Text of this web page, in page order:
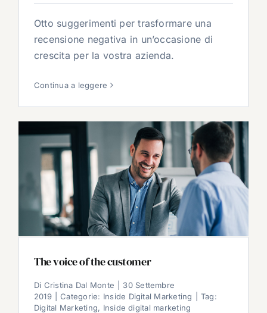
Otto suggerimenti per trasformare una
recensione negativa in un’occasione di
crescita per la vostra azienda.
Continua a leggere
The voice of the customer
Di Cristina Dal Monte
30 Settembre
2019
Categorie: Inside Digital Marketing
Tag:
Digital Marketing, Inside digital marketing